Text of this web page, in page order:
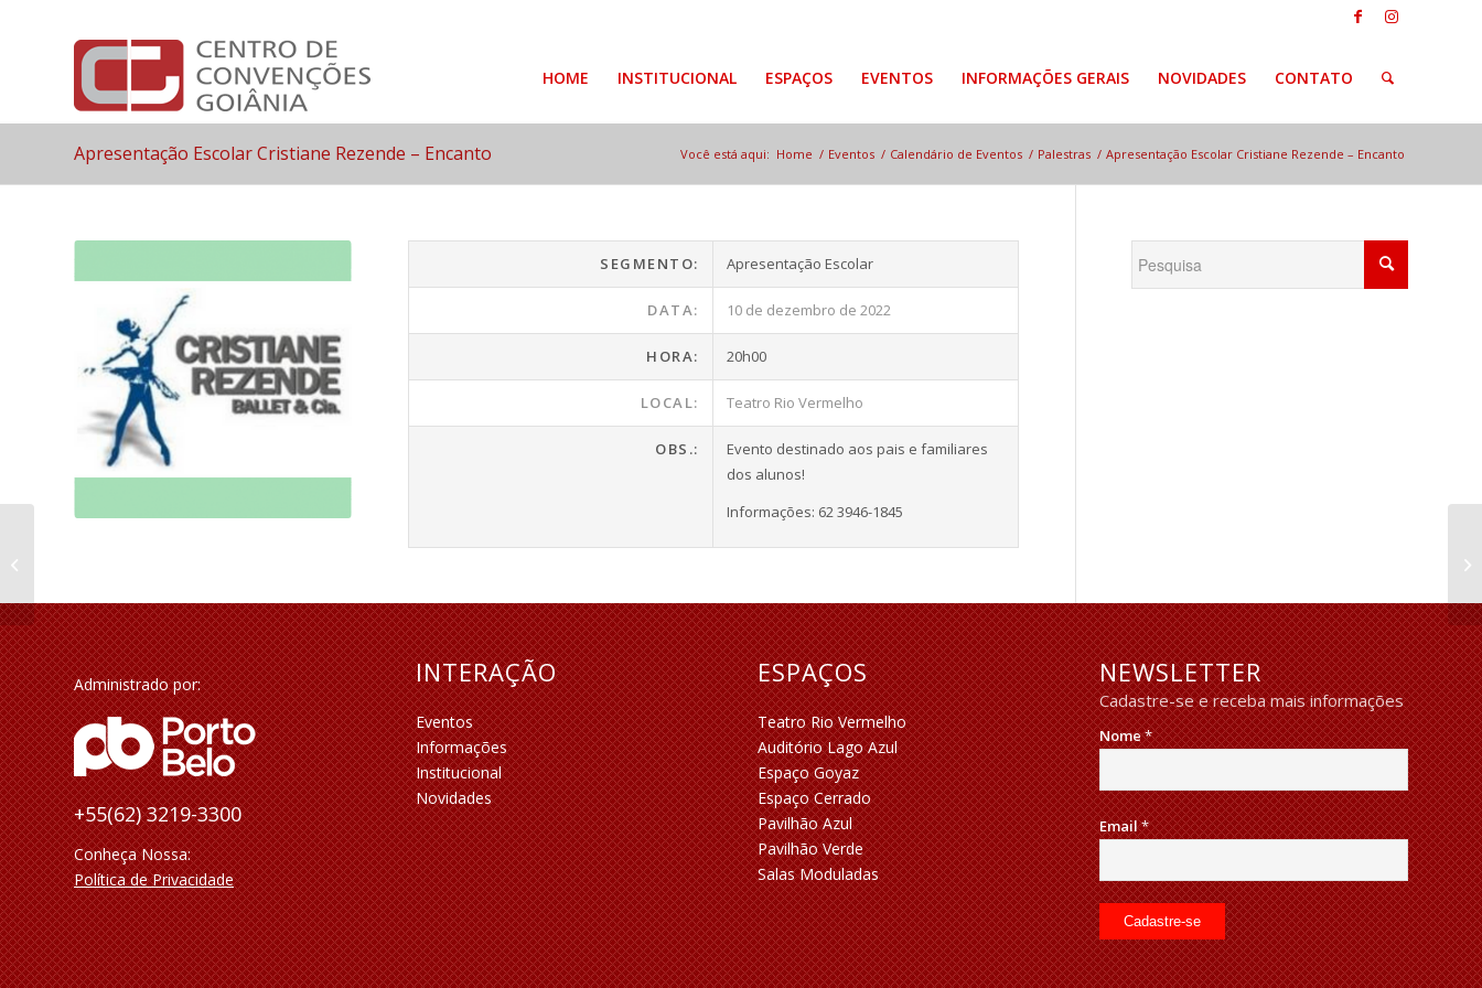
HOME INSTITUCIONAL ESPAÇOS EVENTOS INFORMAÇÕES GERAIS NOVIDADES CONTATO
Apresentação Escolar Cristiane Rezende – Encanto Você está aqui: Home / Eventos / Calendário de Eventos / Palestras / Apresentação Escolar Cristiane Rezende – Encanto
SEGMENTO: Apresentação Escolar
DATA: 10 de dezembro de 2022
HORA: 20h00
LOCAL: Teatro Rio Vermelho
OBS.:
Evento destinado aos pais e familiares
dos alunos!
Informações: 62 3946-1845
Administrado por:
+55(62) 3219-3300
Conheça Nossa:
Política de Privacidade
INTERAÇÃO
Eventos
Informações
Institucional
Novidades
ESPAÇOS
Teatro Rio Vermelho
Auditório Lago Azul
Espaço Goyaz
Espaço Cerrado
Pavilhão Azul
Pavilhão Verde
Salas Moduladas
NEWSLETTER
Cadastre-se e receba mais informações
Nome*
Email*